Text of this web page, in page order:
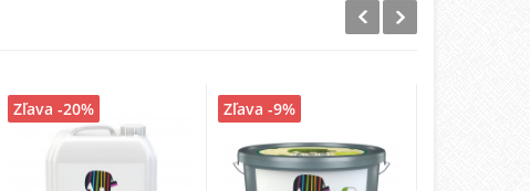
Zľava -20% Zľava -9%